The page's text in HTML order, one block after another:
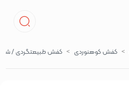
کفش کوهنوردی کفش طبیعتگردی /